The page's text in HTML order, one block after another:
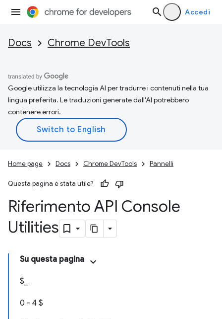
Accedi
Docs Chrome DevTools
Google utilizza la tecnologia AI per tradurre i contenuti nella tua
lingua preferita. Le traduzioni generate dall'AI potrebbero
contenere errori.
Home page Docs Chrome DevTools Pannelli
Questa pagina è stata utile?
Riferimento API Console
Utilities
Su questa pagina
$_
0 - 4 $